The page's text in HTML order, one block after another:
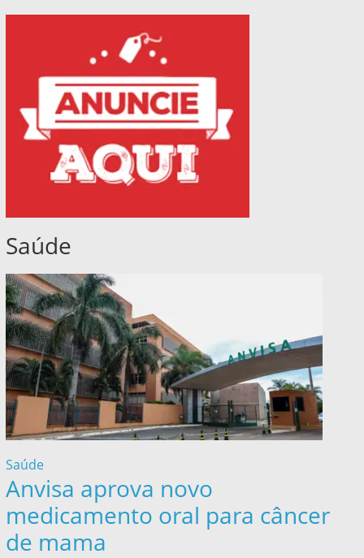
Saúde
Saúde
Anvisa aprova novo
medicamento oral para câncer
de mama